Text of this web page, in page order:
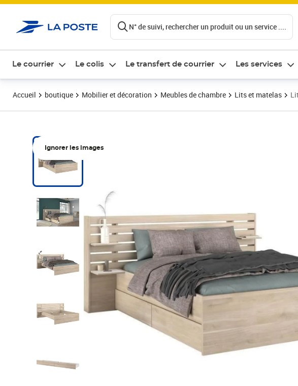
N° de suivi, rechercher un produit ou un service ....
Le courrier Le colis Le transfert de courrier Les services
Accueil boutique Mobilier et décoration Meubles de chambre Lits et matelas
Ignorer les images